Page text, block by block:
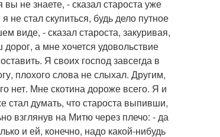
не знаете, - сказал староста уже
не стал скупиться, будь дело путное
виде, - сказал староста, закуривая,
а мне хочется удовольствие
Я своих господ завсегда в
плохого слова не слыхал. Другим,
нет. Мне скотина дороже всего. Я и
стал думать, что староста выпивши,
взглянув на Митю через плечо: - да
и ей, конечно, надо какой-нибудь